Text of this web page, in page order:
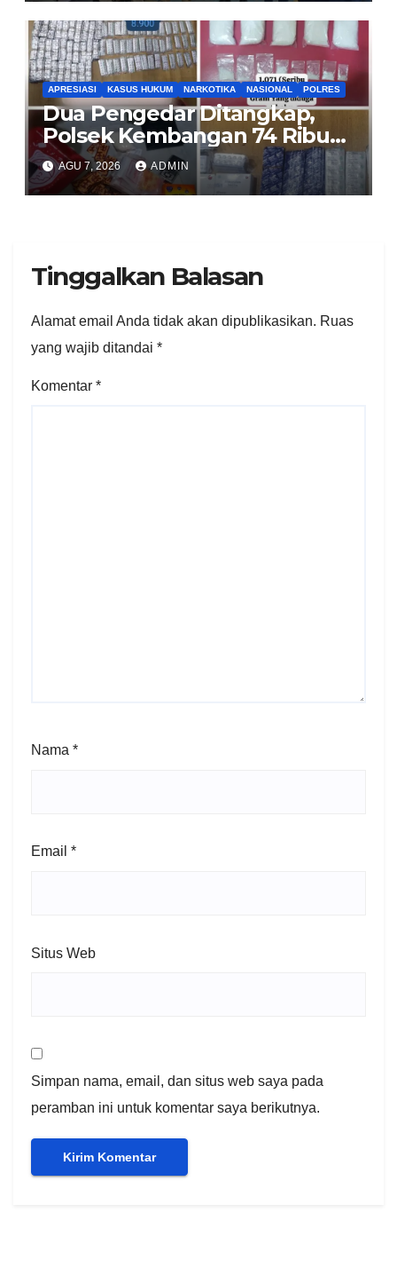
APRESIASI KASUS HUKUM NARKOTIKA NASIONAL POLRES
Dua Pengedar Ditangkap,
Polsek Kembangan 74 Ribu
Obat Keras, Sabu Hingga
Puluhan Vape Etomidate
Diamankan
AGU 7, 2026 ADMIN
Tinggalkan Balasan
Alamat email Anda tidak akan dipublikasikan. Ruas
yang wajib ditandai *
Komentar *
Nama *
Email *
Situs Web
Simpan nama, email, dan situs web saya pada
peramban ini untuk komentar saya berikutnya.